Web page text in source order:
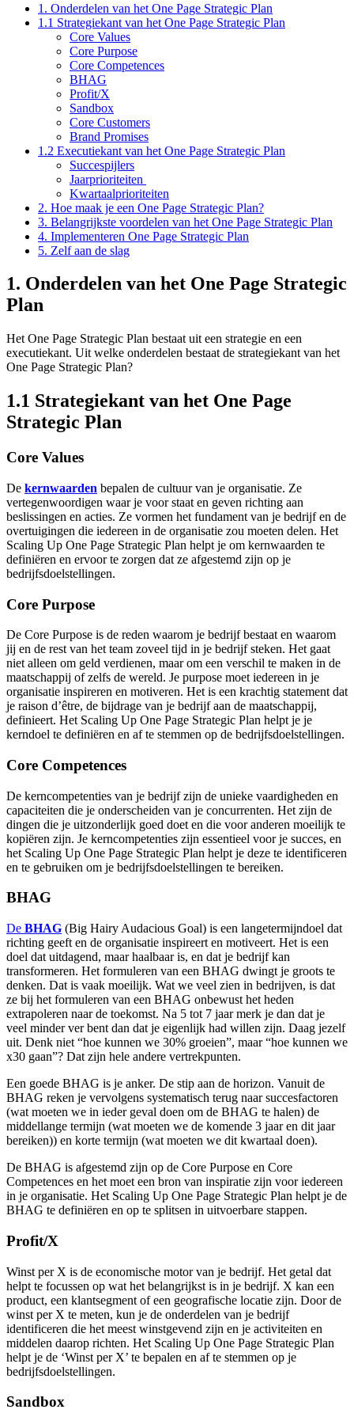
1. Onderdelen van het One Page Strategic Plan
1.1 Strategiekant van het One Page Strategic Plan
Core Values
Core Purpose
Core Competences
BHAG
Profit/X
Sandbox
Core Customers
Brand Promises
1.2 Executiekant van het One Page Strategic Plan
Succespijlers
Jaarprioriteiten
Kwartaalprioriteiten
2. Hoe maak je een One Page Strategic Plan?
3. Belangrijkste voordelen van het One Page Strategic Plan
4. Implementeren One Page Strategic Plan
5. Zelf aan de slag
1. Onderdelen van het One Page Strategic
Plan
Het One Page Strategic Plan bestaat uit een strategie en een
executiekant. Uit welke onderdelen bestaat de strategiekant van het
One Page Strategic Plan?
1.1 Strategiekant van het One Page
Strategic Plan
Core Values
De kernwaarden bepalen de cultuur van je organisatie. Ze
vertegenwoordigen waar je voor staat en geven richting aan
beslissingen en acties. Ze vormen het fundament van je bedrijf en de
overtuigingen die iedereen in de organisatie zou moeten delen. Het
Scaling Up One Page Strategic Plan helpt je om kernwaarden te
definiëren en ervoor te zorgen dat ze afgestemd zijn op je
bedrijfsdoelstellingen.
Core Purpose
De Core Purpose is de reden waarom je bedrijf bestaat en waarom
jij en de rest van het team zoveel tijd in je bedrijf steken. Het gaat
niet alleen om geld verdienen, maar om een verschil te maken in de
maatschappij of zelfs de wereld. Je purpose moet iedereen in je
organisatie inspireren en motiveren. Het is een krachtig statement dat
je raison d’être, de bijdrage van je bedrijf aan de maatschappij,
definieert. Het Scaling Up One Page Strategic Plan helpt je je
kerndoel te definiëren en af te stemmen op de bedrijfsdoelstellingen.
Core Competences
De kerncompetenties van je bedrijf zijn de unieke vaardigheden en
capaciteiten die je onderscheiden van je concurrenten. Het zijn de
dingen die je uitzonderlijk goed doet en die voor anderen moeilijk te
kopiëren zijn. Je kerncompetenties zijn essentieel voor je succes, en
het Scaling Up One Page Strategic Plan helpt je deze te identificeren
en te gebruiken om je bedrijfsdoelstellingen te bereiken.
BHAG
De BHAG (Big Hairy Audacious Goal) is een langetermijndoel dat
richting geeft en de organisatie inspireert en motiveert. Het is een
doel dat uitdagend, maar haalbaar is, en dat je bedrijf kan
transformeren. Het formuleren van een BHAG dwingt je groots te
denken. Dat is vaak moeilijk. Wat we veel zien in bedrijven, is dat
ze bij het formuleren van een BHAG onbewust het heden
extrapoleren naar de toekomst. Na 5 tot 7 jaar merk je dan dat je
veel minder ver bent dan dat je eigenlijk had willen zijn. Daag jezelf
uit. Denk niet “hoe kunnen we 30% groeien”, maar “hoe kunnen we
x30 gaan”? Dat zijn hele andere vertrekpunten.
Een goede BHAG is je anker. De stip aan de horizon. Vanuit de
BHAG reken je vervolgens systematisch terug naar succesfactoren
(wat moeten we in ieder geval doen om de BHAG te halen) de
middellange termijn (wat moeten we de komende 3 jaar en dit jaar
bereiken)) en korte termijn (wat moeten we dit kwartaal doen).
De BHAG is afgestemd zijn op de Core Purpose en Core
Competences en het moet een bron van inspiratie zijn voor iedereen
in je organisatie. Het Scaling Up One Page Strategic Plan helpt je de
BHAG te definiëren en op te splitsen in uitvoerbare stappen.
Profit/X
Winst per X is de economische motor van je bedrijf. Het getal dat
helpt te focussen op wat het belangrijkst is in je bedrijf. X kan een
product, een klantsegment of een geografische locatie zijn. Door de
winst per X te meten, kun je de onderdelen van je bedrijf
identificeren die het meest winstgevend zijn en je activiteiten en
middelen daarop richten. Het Scaling Up One Page Strategic Plan
helpt je de ‘Winst per X’ te bepalen en af te stemmen op je
bedrijfsdoelstellingen.
Sandbox